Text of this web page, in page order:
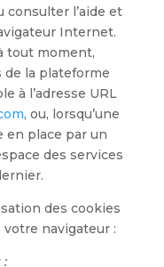
consulter l’aide et
Internet.
tout moment,
la plateforme
à l’adresse URL
, ou, lorsqu’une
place par un
des services
des cookies
navigateur :
: